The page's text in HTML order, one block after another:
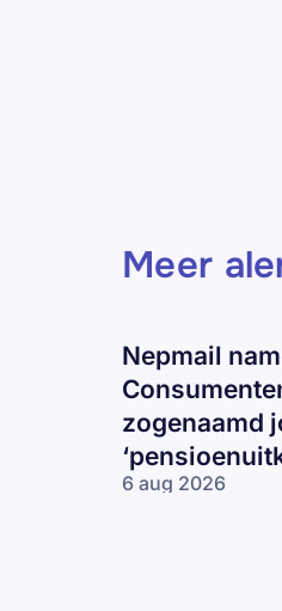
Meer
Nepmail
zogenaamd
6 aug 2026